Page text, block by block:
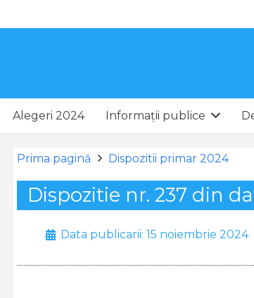
Alegeri 2024 Informații publice
Prima pagină Dispozitii primar 2024
Dispozitie nr. 237 din
Data publicarii: 15 noiembrie 2024